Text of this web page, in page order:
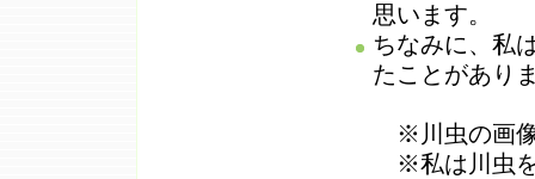
思います。
ちなみに、私
たことがあり
※川虫の画像
※私は川虫を